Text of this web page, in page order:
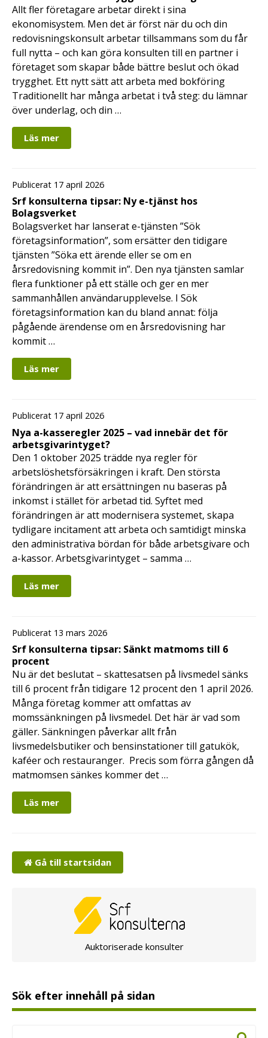
Allt fler företagare arbetar direkt i sina
ekonomisystem. Men det är först när du och din
redovisningskonsult arbetar tillsammans som du får
full nytta – och kan göra konsulten till en partner i
företaget som skapar både bättre beslut och ökad
trygghet. Ett nytt sätt att arbeta med bokföring
Traditionellt har många arbetat i två steg: du lämnar
över underlag, och din …
Läs mer
Publicerat 17 april 2026
Srf konsulterna tipsar: Ny e-tjänst hos
Bolagsverket
Bolagsverket har lanserat e-tjänsten ”Sök
företagsinformation”, som ersätter den tidigare
tjänsten ”Söka ett ärende eller se om en
årsredovisning kommit in”. Den nya tjänsten samlar
flera funktioner på ett ställe och ger en mer
sammanhållen användarupplevelse. I Sök
företagsinformation kan du bland annat: följa
pågående ärendense om en årsredovisning har
kommit …
Läs mer
Publicerat 17 april 2026
Nya a-kasseregler 2025 – vad innebär det för
arbetsgivarintyget?
Den 1 oktober 2025 trädde nya regler för
arbetslöshetsförsäkringen i kraft. Den största
förändringen är att ersättningen nu baseras på
inkomst i stället för arbetad tid. Syftet med
förändringen är att modernisera systemet, skapa
tydligare incitament att arbeta och samtidigt minska
den administrativa bördan för både arbetsgivare och
a-kassor. Arbetsgivarintyget – samma …
Läs mer
Publicerat 13 mars 2026
Srf konsulterna tipsar: Sänkt matmoms till 6
procent
Nu är det beslutat – skattesatsen på livsmedel sänks
till 6 procent från tidigare 12 procent den 1 april 2026.
Många företag kommer att omfattas av
momssänkningen på livsmedel. Det här är vad som
gäller. Sänkningen påverkar allt från
livsmedelsbutiker och bensinstationer till gatukök,
kaféer och restauranger. Precis som förra gången då
matmomsen sänkes kommer det …
Läs mer
Gå till startsidan
Auktoriserade konsulter
Sök efter innehåll på sidan